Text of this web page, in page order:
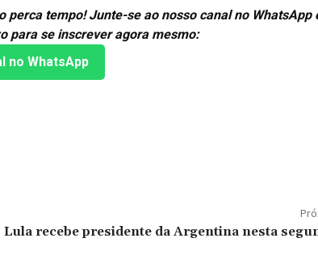
tempo! Junte-se ao nosso canal no WhatsApp
para se inscrever agora mesmo:
no WhatsApp
Lula recebe presidente da Argentina nesta